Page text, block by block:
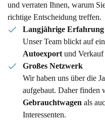
und verraten Ihnen, warum
richtige Entscheidung treffen.
Langjährige Erfahrung
Unser Team blickt auf
Autoexport und
Großes Netzwerk
Wir haben uns über die
aufgebaut. Daher finden
Gebrauchtwagen als
Interessenten.